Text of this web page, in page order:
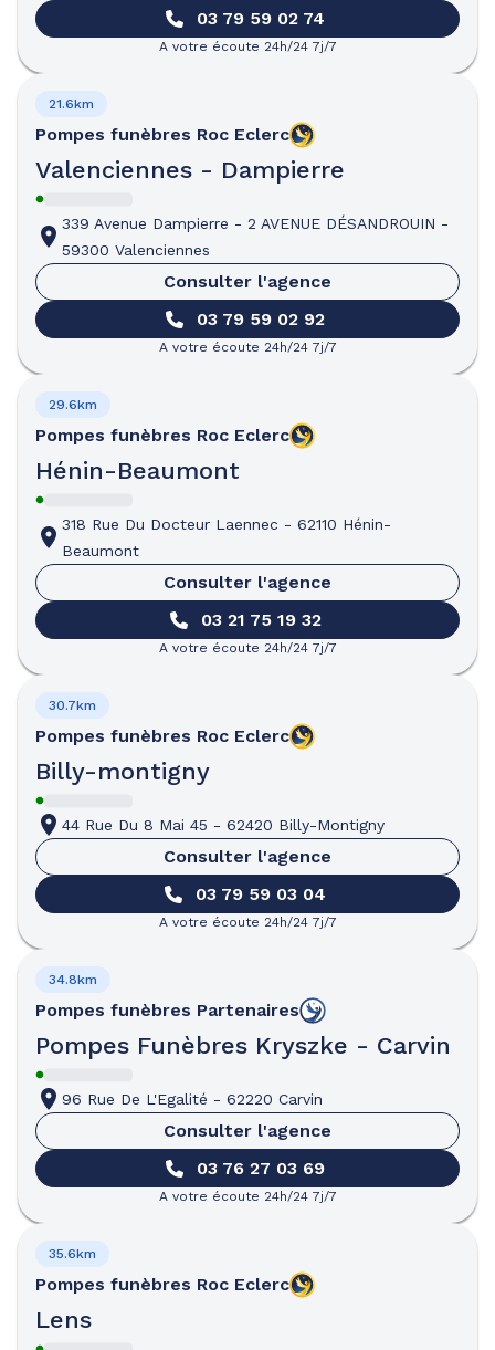
03 79 59 02 74
A votre écoute 24h/24 7j/7
Pompes funèbres Roc Eclerc
Valenciennes - Dampierre
21.6km
339 Avenue Dampierre - 2 AVENUE DÉSANDROUIN -
59300 Valenciennes
Consulter l'agence
03 79 59 02 92
A votre écoute 24h/24 7j/7
Pompes funèbres Roc Eclerc
Hénin-Beaumont
29.6km
318 Rue Du Docteur Laennec - 62110 Hénin-
Beaumont
Consulter l'agence
03 21 75 19 32
A votre écoute 24h/24 7j/7
Pompes funèbres Roc Eclerc
Billy-montigny
30.7km
44 Rue Du 8 Mai 45 - 62420 Billy-Montigny
Consulter l'agence
03 79 59 03 04
A votre écoute 24h/24 7j/7
Pompes funèbres Partenaires
Pompes Funèbres Kryszke - Carvin
34.8km
96 Rue De L'Egalité - 62220 Carvin
Consulter l'agence
03 76 27 03 69
A votre écoute 24h/24 7j/7
Pompes funèbres Roc Eclerc
Lens
35.6km